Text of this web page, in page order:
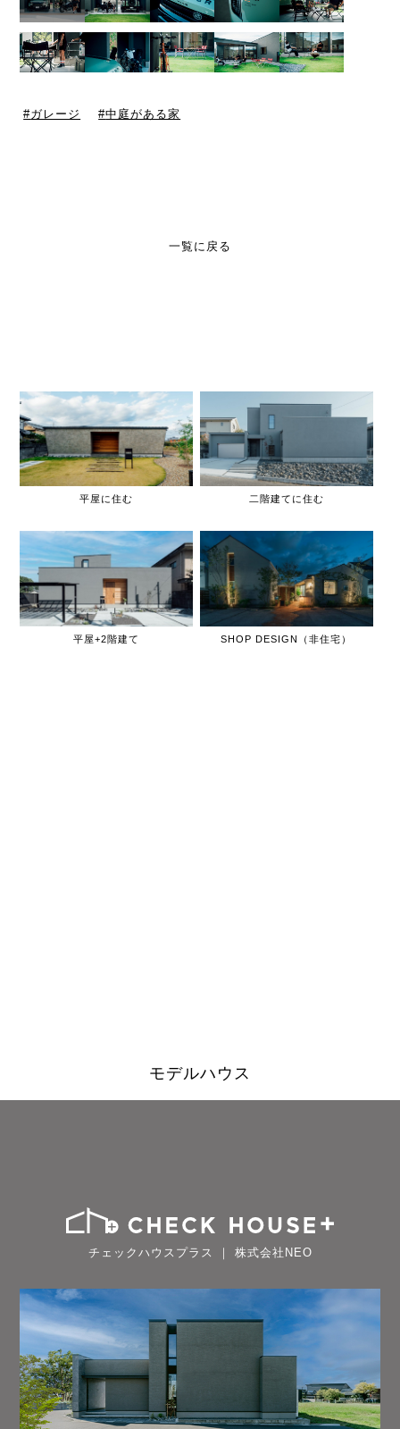
ガレージ 中庭がある家
一覧に戻る
平屋に住む 二階建てに住む
平屋+2階建て SHOP DESIGN（非住宅）
モデルハウス
チェックハウスプラス ｜ 株式会社NEO